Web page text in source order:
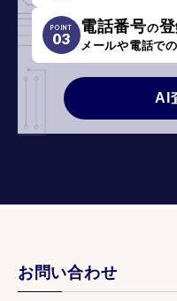
POINT
03
電話番号の
メールや電話で
AI
お問い合わせ